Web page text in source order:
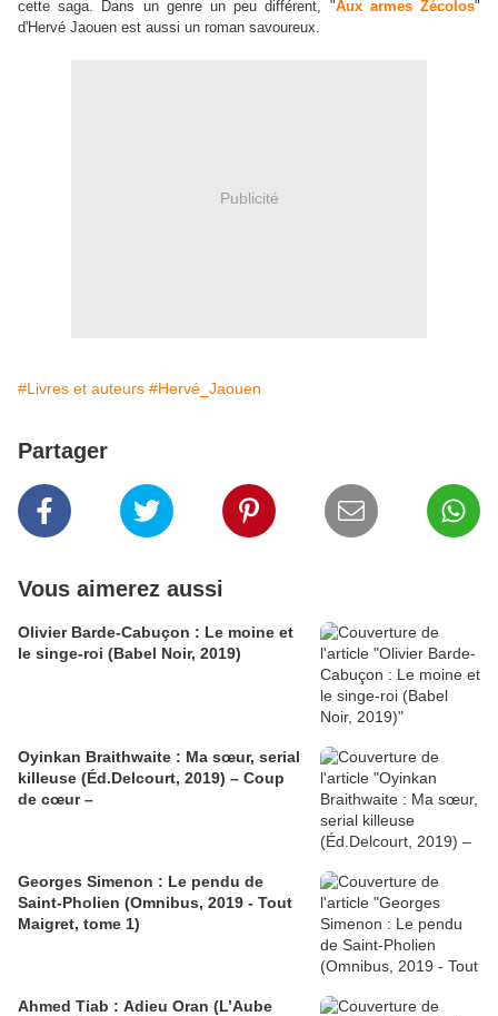
cette saga. Dans un genre un peu différent, "Aux armes Zécolos"
d'Hervé Jaouen est aussi un roman savoureux.
Publicité
#Livres et auteurs #Hervé_Jaouen
Partager
Vous aimerez aussi
Olivier Barde-Cabuçon : Le moine et
le singe-roi (Babel Noir, 2019)
Oyinkan Braithwaite : Ma sœur, serial
killeuse (Éd.Delcourt, 2019) – Coup
de cœur –
Georges Simenon : Le pendu de
Saint-Pholien (Omnibus, 2019 - Tout
Maigret, tome 1)
Ahmed Tiab : Adieu Oran (L’Aube